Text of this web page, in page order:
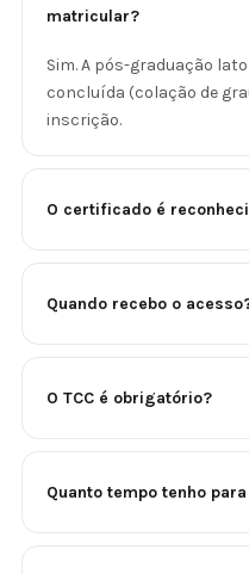
matricular?
Sim. A pós-graduação
concluída (colação de
inscrição.
O certificado é
Quando recebo o
O TCC é obrigatório?
Quanto tempo tenho